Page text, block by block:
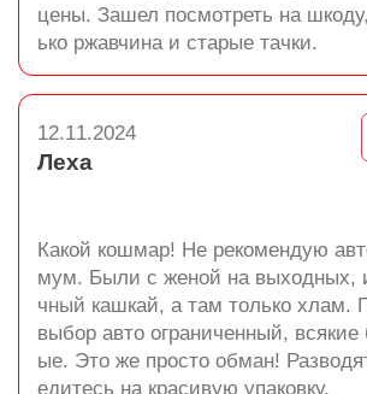
цены. Зашел посмотреть на
ько ржавчина и старые тачки.
12.11.2024
Леха
Какой кошмар! Не рекомендую
мум. Были с женой на выходных,
чный кашкай, а там только хлам.
выбор авто ограниченный,
ые. Это же просто обман!
едитесь на красивую упаковку.